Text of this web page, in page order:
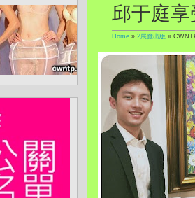
邱于庭享
Home » 2展覽出版 »